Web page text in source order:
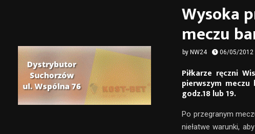
Wysoka
meczu
by NW24 06/05/2012
Piłkarze ręczni
pierwszym
godz.18 lub 19.
Po przegranym
niełatwe warunki,